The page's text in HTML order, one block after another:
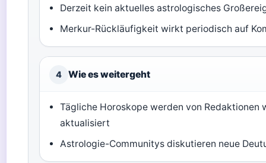
Derzeit kein aktuelles astrologisches
Merkur-Rückläufigkeit wirkt periodisch auf
4 Wie es weitergeht
Tägliche Horoskope werden von Redaktionen
aktualisiert
Astrologie-Communitys diskutieren neue